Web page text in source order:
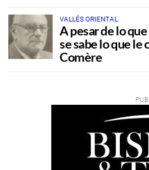
VALLÉS ORIENTAL
A pesar de lo
se sabe lo que le
Comère